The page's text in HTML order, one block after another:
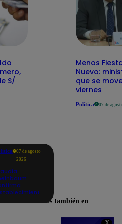
S/
Menos
Nuevo:
que se
viernes
Política 07 de
07 de agosto
2026
Encuéntranos también en